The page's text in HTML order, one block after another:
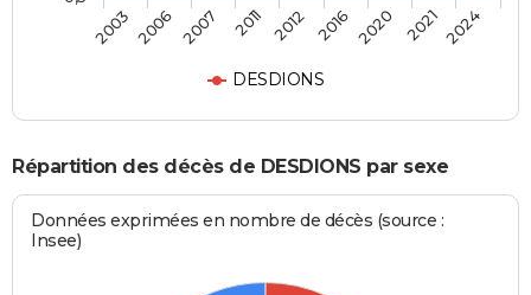
DESDIONS
2003 2006 2007 2011 2012 2016 2020 20212024
Répartition des décès de DESDIONS par sexe
Données exprimées en nombre de décès (source :
Insee)